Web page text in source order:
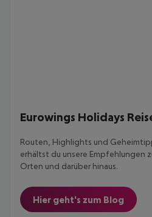
Eurowings Holidays
Routen, Highlights und
erhältst du unsere Empfehlungen
Orten und darüber hinaus.
Hier geht's zum Blog